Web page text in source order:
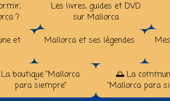
?
Les livres, guides et DVD
sur Mallorca
et
Mallorca et ses légendes
La boutique "Mallorca
para siempre"
🌅 La
"Mallorca para